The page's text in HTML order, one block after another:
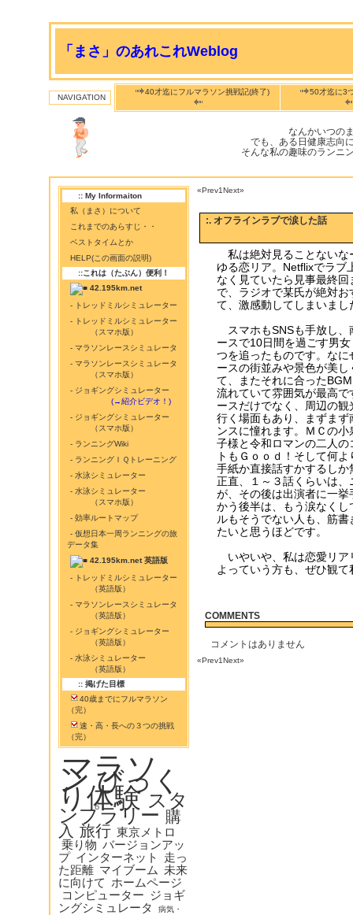
「まさ」のあれこれWeblog
NAVIGATION
40才迄にフルマラソン挑戦記(終了) 50才迄に3
なんかいつの
でも、ある日健康志向
そんな私の趣味のランニ
:: My Informaiton
私（まさ）について
これまでのあらすじ・・
ベストタイムとか
HELP(この画面の説明)
::これは（たぶん）便利！
42.195km.net
- トレッドミルシミュレーター
- トレッドミルシミュレーター
（スマホ版）
- マラソンレースシミュレータ
- マラソンレースシミュレータ
（スマホ版）
- ジョギングシミュレーター
(→紹介ビデオ！)
- ジョギングシミュレーター
（スマホ版）
- ランニングWiki
- ランニングＩＱトレーニング
- 水泳シミュレーター
- 水泳シミュレーター
（スマホ版）
- 効率ルートマップ
- 仮想日本一周ランニングの旅
データ集
42.195km.net 英語版
- トレッドミルシミュレーター
（英語版）
- マラソンレースシミュレータ
（英語版）
- ジョギングシミュレーター
（英語版）
- 水泳シミュレーター
（英語版）
:: 掲げた目標
40歳までにフルマラソン
（完）
速・高・長への３つの挑戦
（完）
マラソ
ン びっく
り体験 スタ
ンプラリー 購
入 旅行 東京メトロ
乗り物 バージョンアッ
プ インターネット
走っ
た距離 マイブーム 未来
に向けて
ホームページ
コンピューター ジョギ
ングシミュレータ
病気・
«Prev1Next»
:. オフラインラブで涙した話
私は絶対見ることないな
ゆる恋リア。Netflixでラブ
なく見ていたら見事最終
で、ラジオで某氏が絶対
て、激感動してしまいまし
スマホもSNSも手放し、
ースで10日間を過ごす男
つを追ったものです。なに
ースの街並みや景色が美し
て、またそれに合った
流れていて雰囲気が最高で
ースだけでなく、周辺の観
行く場面もあり、まずまず
ンスに憧れます。ＭＣの小
子様と令和ロマンの二人の
トもＧｏｏｄ！そして何
手紙か直接話すかするし
正直、１～３話くらいは
が、その後は出演者に一
かう後半は、もう涙なく
ルもそうでない人も、筋
たいと思うほどです。
いやいや、私は恋愛リア
よっていう方も、ぜひ観
COMMENTS
コメントはありません
«Prev1Next»